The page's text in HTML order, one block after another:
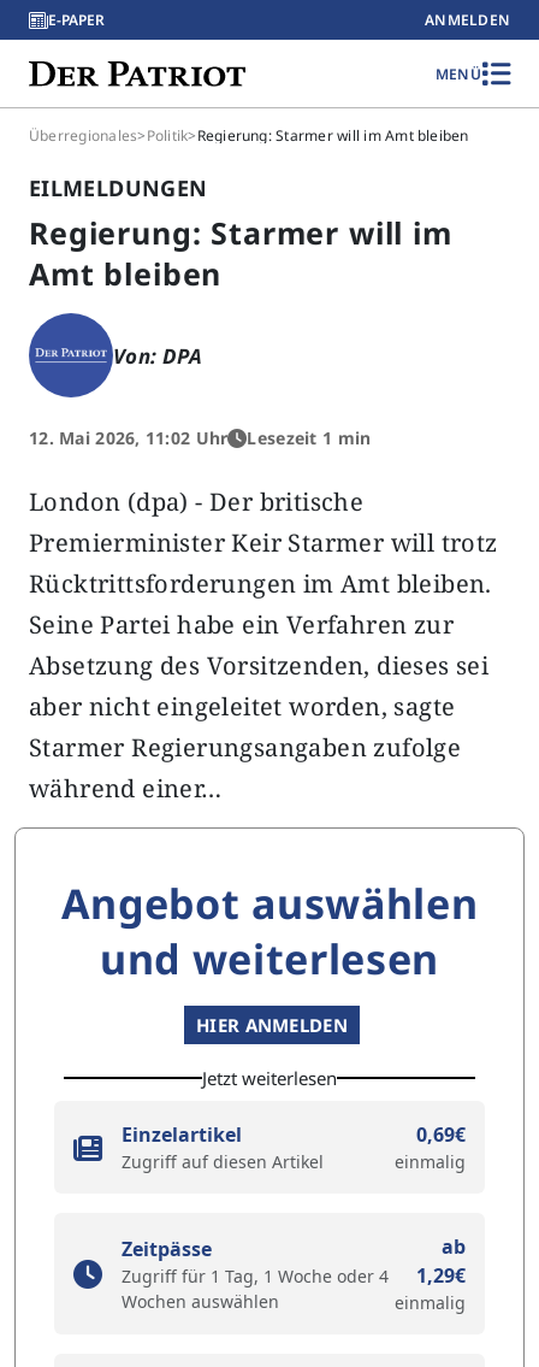
E-PAPER ANMELDEN
MENÜ
Überregionales>Politik>Regierung: Starmer will im Amt bleiben
EILMELDUNGEN
Regierung: Starmer will im
Amt bleiben
Von: DPA
12. Mai 2026, 11:02 Uhr Lesezeit 1 min
London (dpa) - Der britische
Premierminister Keir Starmer will trotz
Rücktrittsforderungen im Amt bleiben.
Seine Partei habe ein Verfahren zur
Absetzung des Vorsitzenden, dieses sei
aber nicht eingeleitet worden, sagte
Starmer Regierungsangaben zufolge
während einer…
Angebot auswählen
und weiterlesen
HIER ANMELDEN
Jetzt weiterlesen
Einzelartikel
Zugriff auf diesen Artikel
0,69€
einmalig
Zeitpässe
Zugriff für 1 Tag, 1 Woche oder 4
Wochen auswählen
ab
1,29€
einmalig